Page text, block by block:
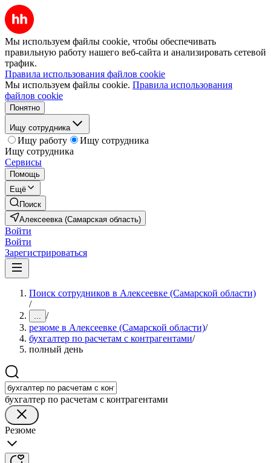
Мы используем файлы cookie, чтобы обеспечивать
правильную работу нашего веб-сайта и анализировать сетевой
трафик.
Правила использования файлов cookie
Мы используем файлы cookie. Правила использования
файлов cookie
Понятно
Ищу сотрудника
Ищу работу
Ищу сотрудника
Ищу сотрудника
Сервисы
Помощь
Ещё
Поиск
Алексеевка (Самарская область)
Войти
Войти
Зарегистрироваться
Поиск сотрудников в Алексеевке (Самарской области)
/
... /
резюме в Алексеевке (Самарской области)/
бухгалтер по расчетам с контрагентами/
полный день
бухгалтер по расчетам с контрагентами
Резюме